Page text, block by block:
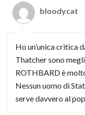
bloodycat
Ho un’unica critica
Thatcher sono
ROTHBARD è
Nessun uomo di
serve davvero al